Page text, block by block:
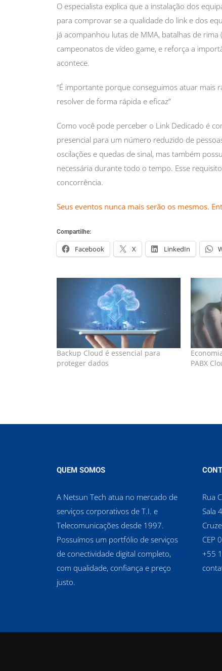
O especialista explica que a instalação dos
para comprovar se a qualidade do link e dos
já acompanhou lutas de MMA, batalhas de rima
campeonatos de vídeo game, e reforça a
acontece.
“É importante porque conseguimos atuar mais
resolver de forma rápida e eficaz”
Como você pode perceber o Link Dedicado é
presencial para um número reduzido de
oscilações e quedas de sinal, mas também
necessária durante todo o tempo. Esse
concorrência.
Seus eventos nunca mais serão os mesmos.
Compartilhe:
Facebook X LinkedIn
Backup Cloud é essencial para
proteger dados
PABX
QUEM SOMOS
A Netsun Tech atua no mercado de
serviços corporativos de T.I. e
Telecomunicações desde 1997.
Possuímos um portfólio de serviços
de conectividade digital completo,
com qualidade, confiança e preço
justo.
Rua
Sala
CEP
‪+55